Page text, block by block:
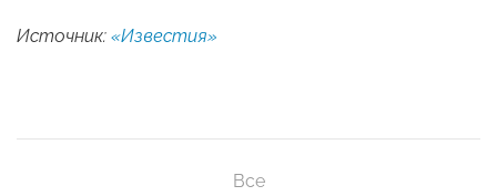
Источник: «Известия»
Все